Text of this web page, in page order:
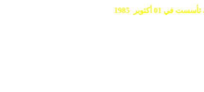
تأسست في 01 أكتوبر 1985